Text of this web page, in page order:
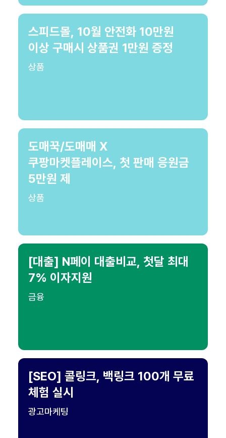
스피드몰, 10월 안전화 10만원
이상 구매시 상품권 1만원 증정
상품
도매꾹/도매매 X
쿠팡마켓플레이스, 첫 판매 응원금
5만원 제
상품
[대출] N페이 대출비교, 첫달 최대
7% 이자지원
금융
[SEO] 콜링크, 백링크 100개 무료
체험 실시
광고마케팅